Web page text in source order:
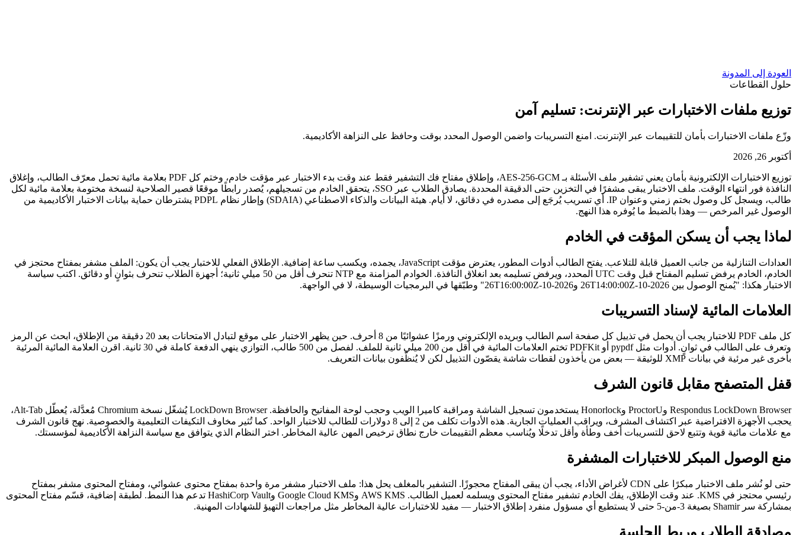
العودة إلى المدونة
حلول القطاعات
توزيع ملفات الاختبارات عبر الإنترنت: تسليم آمن
وزّع ملفات الاختبارات بأمان للتقييمات عبر الإنترنت. امنع التسريبات واضمن الوصول المحدد بوقت وحافظ على النزاهة الأكاديمية.
أكتوبر 26, 2026
توزيع الاختبارات الإلكترونية بأمان يعني تشفير ملف الأسئلة بـ AES-256-GCM، وإطلاق مفتاح فك التشفير فقط عند وقت بدء الاختبار عبر مؤقت خادم، وختم كل PDF بعلامة مائية تحمل معرّف الطالب، وإغلاق
النافذة فور انتهاء الوقت. ملف الاختبار يبقى مشفرًا في التخزين حتى الدقيقة المحددة. يصادق الطلاب عبر SSO، يتحقق الخادم من تسجيلهم، يُصدر رابطًا موقعًا قصير الصلاحية لنسخة مختومة بعلامة مائية لكل
طالب، ويسجل كل وصول بختم زمني وعنوان IP. أي تسريب يُرجَع إلى مصدره في دقائق، لا أيام. هيئة البيانات والذكاء الاصطناعي (SDAIA) وإطار نظام PDPL يشترطان حماية بيانات الاختبار الأكاديمية من
الوصول غير المرخص — وهذا بالضبط ما يُوفره هذا النهج.
لماذا يجب أن يسكن المؤقت في الخادم
العدادات التنازلية من جانب العميل قابلة للتلاعب. يفتح الطالب أدوات المطور، يعترض مؤقت JavaScript، يجمده، ويكسب ساعة إضافية. الإطلاق الفعلي للاختبار يجب أن يكون: الملف مشفر بمفتاح محتجز في
الخادم، الخادم يرفض تسليم المفتاح قبل وقت UTC المحدد، ويرفض تسليمه بعد انغلاق النافذة. الخوادم المزامنة مع NTP تنحرف أقل من 50 ميلي ثانية؛ أجهزة الطلاب تنحرف بثوانٍ أو دقائق. اكتب سياسة
الاختبار هكذا: "يُمنح الوصول بين 2026-10-26T14:00:00Z و2026-10-26T16:00:00Z" وطبّقها في البرمجيات الوسيطة، لا في الواجهة.
العلامات المائية لإسناد التسريبات
كل ملف PDF للاختبار يجب أن يحمل في تذييل كل صفحة اسم الطالب وبريده الإلكتروني ورمزًا عشوائيًا من 8 أحرف. حين يظهر الاختبار على موقع لتبادل الامتحانات بعد 20 دقيقة من الإطلاق، ابحث عن الرمز
وتعرف على الطالب في ثوانٍ. أدوات مثل pypdf أو PDFKit تختم العلامات المائية في أقل من 200 ميلي ثانية للملف. لفصل من 500 طالب، التوازي ينهي الدفعة كاملة في 30 ثانية. اقرن العلامة المائية المرئية
بأخرى غير مرئية في بيانات XMP للوثيقة — بعض من يأخذون لقطات شاشة يقصّون التذييل لكن لا يُنظّفون بيانات التعريف.
قفل المتصفح مقابل قانون الشرف
Respondus LockDown Browser وProctorU وHonorlock يستخدمون تسجيل الشاشة ومراقبة كاميرا الويب وحجب لوحة المفاتيح والحافظة. LockDown Browser يُشغّل نسخة Chromium مُعدَّلة، يُعطّل Alt-Tab،
يحجب الأجهزة الافتراضية عبر اكتشاف المشرف، ويراقب العمليات الجارية. هذه الأدوات تكلف من 2 إلى 8 دولارات للطالب للاختبار الواحد. كما تُثير مخاوف التكيفات التعليمية والخصوصية. نهج قانون الشرف
مع علامات مائية قوية وتتبع لاحق للتسريبات أخف وطأة وأقل تدخلًا ويُناسب معظم التقييمات خارج نطاق ترخيص المهن عالية المخاطر. اختر النظام الذي يتوافق مع سياسة النزاهة الأكاديمية لمؤسستك.
منع الوصول المبكر للاختبارات المشفرة
حتى لو نُشر ملف الاختبار مبكرًا على CDN لأغراض الأداء، يجب أن يبقى المفتاح محجوزًا. التشفير بالمغلف يحل هذا: ملف الاختبار مشفر مرة واحدة بمفتاح محتوى عشوائي، ومفتاح المحتوى مشفر بمفتاح
رئيسي محتجز في KMS. عند وقت الإطلاق، يفك الخادم تشفير مفتاح المحتوى ويسلمه لعميل الطالب. AWS KMS وGoogle Cloud KMS وHashiCorp Vault تدعم هذا النمط. لطبقة إضافية، قسّم مفتاح المحتوى
بمشاركة سر Shamir بصيغة 3-من-5 حتى لا يستطيع أي مسؤول منفرد إطلاق الاختبار — مفيد للاختبارات عالية المخاطر مثل مراجعات التهيؤ للشهادات المهنية.